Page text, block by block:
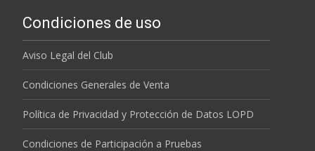
Condiciones de uso
Aviso Legal del Club
Condiciones Generales de Venta
Política de Privacidad y Protección de Datos LOPD
Condiciones de Participación a Pruebas